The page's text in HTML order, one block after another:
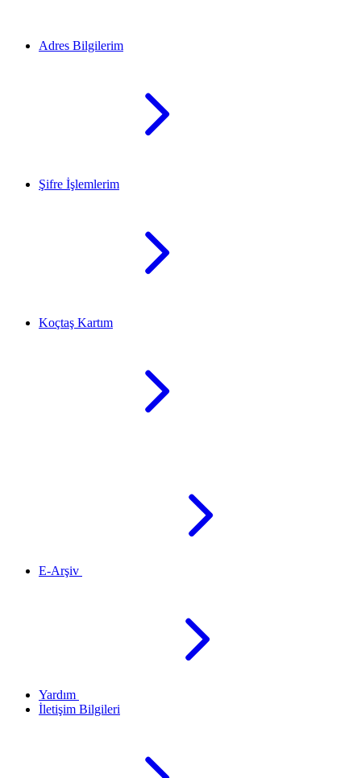
Adres Bilgilerim
Şifre İşlemlerim
Koçtaş Kartım
E-Arşiv
Yardım
İletişim Bilgileri